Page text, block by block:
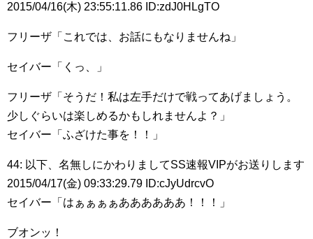
2015/04/16(木) 23:55:11.86 ID:zdJ0HLgTO
フリーザ「これでは、お話にもなりませんね」
セイバー「くっ、」
フリーザ「そうだ！私は左手だけで戦ってあげましょう。
少しぐらいは楽しめるかもしれませんよ？」
セイバー「ふざけた事を！！」
44: 以下、名無しにかわりましてSS速報VIPがお送りします
2015/04/17(金) 09:33:29.79 ID:cJyUdrcvO
セイバー「はぁぁぁぁああああああ！！！」
ブオンッ！